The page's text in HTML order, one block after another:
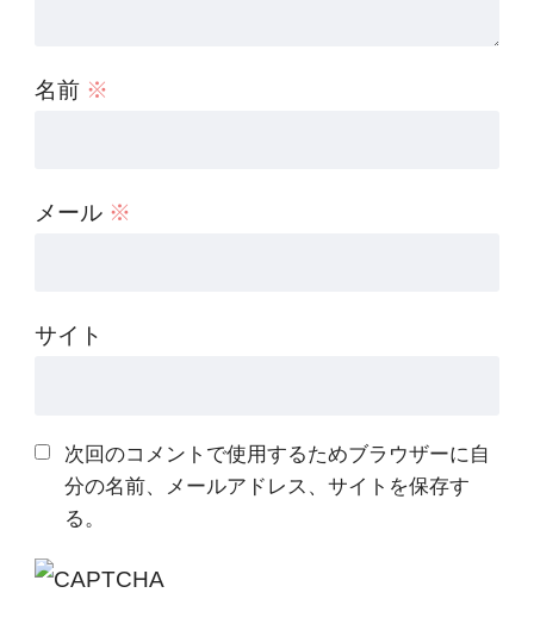
名前 ※
メール ※
サイト
次回のコメントで使用するためブラウザーに自
分の名前、メールアドレス、サイトを保存す
る。